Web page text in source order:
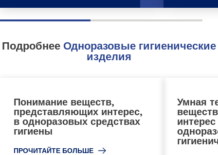
Подробнее Одноразовые гигиенические
изделия
Понимание веществ,
представляющих интерес,
в одноразовых средствах
гигиены
ПРОЧИТАЙТЕ БОЛЬШЕ
Умная